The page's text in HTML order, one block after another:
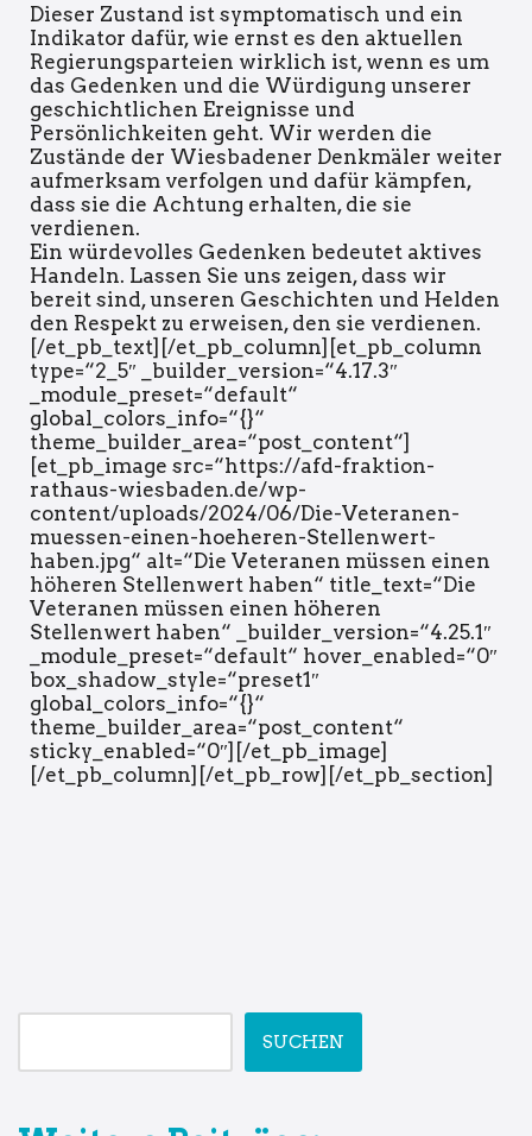
Dieser Zustand ist symptomatisch und ein
Indikator dafür, wie ernst es den aktuellen
Regierungsparteien wirklich ist, wenn es um
das Gedenken und die Würdigung unserer
geschichtlichen Ereignisse und
Persönlichkeiten geht. Wir werden die
Zustände der Wiesbadener Denkmäler weiter
aufmerksam verfolgen und dafür kämpfen,
dass sie die Achtung erhalten, die sie
verdienen.
Ein würdevolles Gedenken bedeutet aktives
Handeln. Lassen Sie uns zeigen, dass wir
bereit sind, unseren Geschichten und Helden
den Respekt zu erweisen, den sie verdienen.
[/et_pb_text][/et_pb_column][et_pb_column
type=“2_5″ _builder_version=“4.17.3″
_module_preset=“default“
global_colors_info=“{}“
theme_builder_area=“post_content“]
[et_pb_image src=“https://afd-fraktion-
rathaus-wiesbaden.de/wp-
content/uploads/2024/06/Die-Veteranen-
muessen-einen-hoeheren-Stellenwert-
haben.jpg“ alt=“Die Veteranen müssen einen
höheren Stellenwert haben“ title_text=“Die
Veteranen müssen einen höheren
Stellenwert haben“ _builder_version=“4.25.1″
_module_preset=“default“ hover_enabled=“0″
box_shadow_style=“preset1″
global_colors_info=“{}“
theme_builder_area=“post_content“
sticky_enabled=“0″][/et_pb_image]
[/et_pb_column][/et_pb_row][/et_pb_section]
SUCHEN